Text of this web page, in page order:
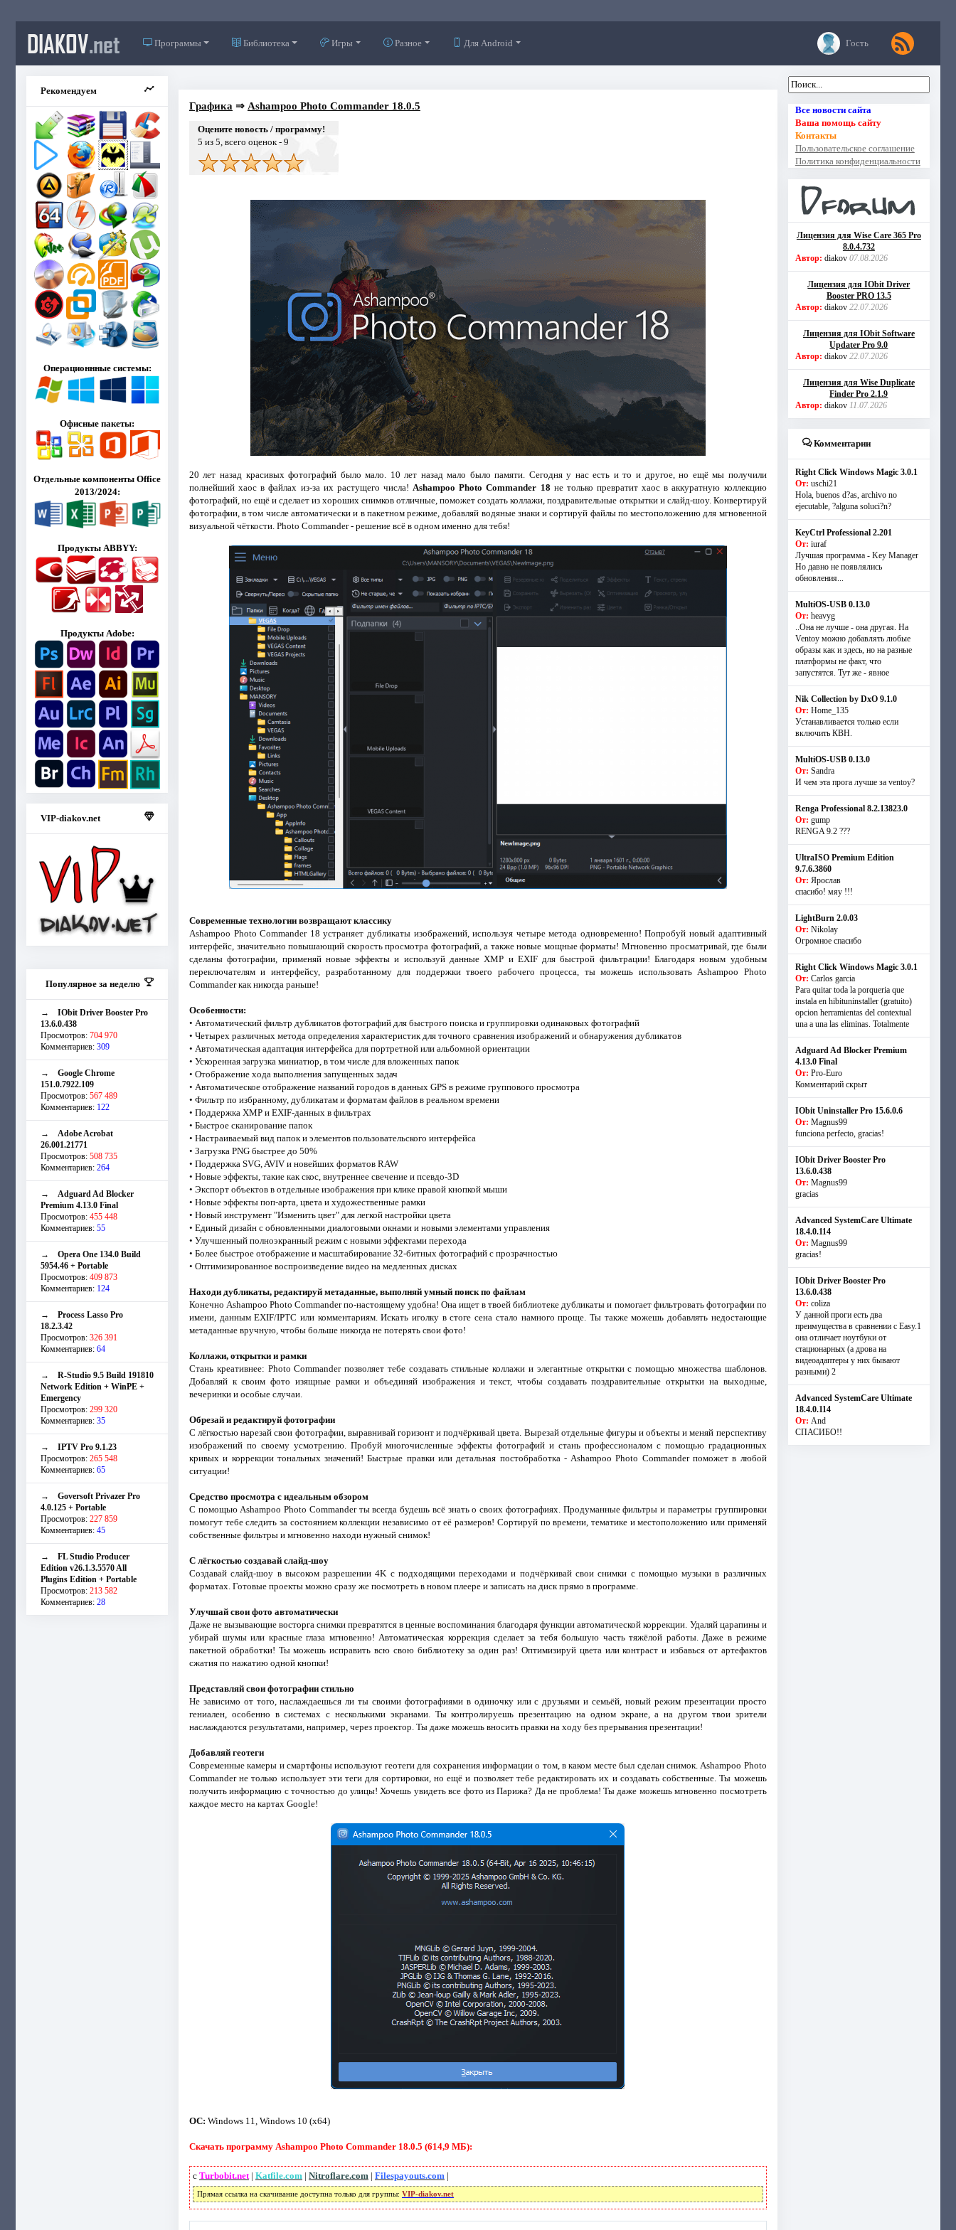
DIAKOV.net Программы Библиотека Игры Разное Для Android Гость
Рекомендуем
Операционнные системы:
Офисные пакеты:
Отдельные компоненты Office
2013/2024:
Продукты ABBYY:
Продукты Adobe:
VIP-diakov.net
Популярное за неделю
→ IObit Driver Booster Pro
13.6.0.438
Просмотров: 704 970
Комментариев: 309
→ Google Chrome
151.0.7922.109
Просмотров: 567 489
Комментариев: 122
→ Adobe Acrobat
26.001.21771
Просмотров: 508 735
Комментариев: 264
→ Adguard Ad Blocker
Premium 4.13.0 Final
Просмотров: 455 448
Комментариев: 55
→ Opera One 134.0 Build
5954.46 + Portable
Просмотров: 409 873
Комментариев: 124
→ Process Lasso Pro
18.2.3.42
Просмотров: 326 391
Комментариев: 64
→ R-Studio 9.5 Build 191810
Network Edition + WinPE +
Emergency
Просмотров: 299 320
Комментариев: 35
→ IPTV Pro 9.1.23
Просмотров: 265 548
Комментариев: 65
→ Goversoft Privazer Pro
4.0.125 + Portable
Просмотров: 227 859
Комментариев: 45
→ FL Studio Producer
Edition v26.1.3.5570 All
Plugins Edition + Portable
Просмотров: 213 582
Комментариев: 28
Графика ⇒ Ashampoo Photo Commander 18.0.5
Оцените новость / программу!
5 из 5, всего оценок - 9
20 лет назад красивых фотографий было мало. 10 лет назад мало было памяти. Сегодня у нас есть и то и другое, но ещё мы получили
полнейший хаос в файлах из-за их растущего числа! Ashampoo Photo Commander 18 не только превратит хаос в аккуратную коллекцию
фотографий, но ещё и сделает из хороших снимков отличные, поможет создать коллажи, поздравительные открытки и слайд-шоу. Конвертируй
фотографии, в том числе автоматически и в пакетном режиме, добавляй водяные знаки и сортируй файлы по местоположению для мгновенной
визуальной чёткости. Photo Commander - решение всё в одном именно для тебя!
Современные технологии возвращают классику
Ashampoo Photo Commander 18 устраняет дубликаты изображений, используя четыре метода одновременно! Попробуй новый адаптивный
интерфейс, значительно повышающий скорость просмотра фотографий, а также новые мощные форматы! Мгновенно просматривай, где были
сделаны фотографии, применяй новые эффекты и используй данные XMP и EXIF для быстрой фильтрации! Благодаря новым удобным
переключателям и интерфейсу, разработанному для поддержки твоего рабочего процесса, ты можешь использовать Ashampoo Photo
Commander как никогда раньше!
Особенности:
• Автоматический фильтр дубликатов фотографий для быстрого поиска и группировки одинаковых фотографий
• Четырех различных метода определения характеристик для точного сравнения изображений и обнаружения дубликатов
• Автоматическая адаптация интерфейса для портретной или альбомной ориентации
• Ускоренная загрузка миниатюр, в том числе для вложенных папок
• Отображение хода выполнения запущенных задач
• Автоматическое отображение названий городов в данных GPS в режиме группового просмотра
• Фильтр по избранному, дубликатам и форматам файлов в реальном времени
• Поддержка XMP и EXIF-данных в фильтрах
• Быстрое сканирование папок
• Настраиваемый вид папок и элементов пользовательского интерфейса
• Загрузка PNG быстрее до 50%
• Поддержка SVG, AVIV и новейших форматов RAW
• Новые эффекты, такие как скос, внутреннее свечение и псевдо-3D
• Экспорт объектов в отдельные изображения при клике правой кнопкой мыши
• Новые эффекты поп-арта, цвета и художественные рамки
• Новый инструмент "Изменить цвет" для легкой настройки цвета
• Единый дизайн с обновленными диалоговыми окнами и новыми элементами управления
• Улучшенный полноэкранный режим с новыми эффектами перехода
• Более быстрое отображение и масштабирование 32-битных фотографий с прозрачностью
• Оптимизированное воспроизведение видео на медленных дисках
Находи дубликаты, редактируй метаданные, выполняй умный поиск по файлам
Конечно Ashampoo Photo Commander по-настоящему удобна! Она ищет в твоей библиотеке дубликаты и помогает фильтровать фотографии по
имени, данным EXIF/IPTC или комментариям. Искать иголку в стоге сена стало намного проще. Ты также можешь добавлять недостающие
метаданные вручную, чтобы больше никогда не потерять свои фото!
Коллажи, открытки и рамки
Стань креативнее: Photo Commander позволяет тебе создавать стильные коллажи и элегантные открытки с помощью множества шаблонов.
Добавляй к своим фото изящные рамки и объединяй изображения и текст, чтобы создавать поздравительные открытки на выходные,
вечеринки и особые случаи.
Обрезай и редактируй фотографии
С лёгкостью нарезай свои фотографии, выравнивай горизонт и подчёркивай цвета. Вырезай отдельные фигуры и объекты и меняй перспективу
изображений по своему усмотрению. Пробуй многочисленные эффекты фотографий и стань профессионалом с помощью градационных
кривых и коррекции тональных значений! Быстрые правки или детальная постобработка - Ashampoo Photo Commander поможет в любой
ситуации!
Средство просмотра с идеальным обзором
С помощью Ashampoo Photo Commander ты всегда будешь всё знать о своих фотографиях. Продуманные фильтры и параметры группировки
помогут тебе следить за состоянием коллекции независимо от её размеров! Сортируй по времени, тематике и местоположению или применяй
собственные фильтры и мгновенно находи нужный снимок!
С лёгкостью создавай слайд-шоу
Создавай слайд-шоу в высоком разрешении 4K с подходящими переходами и подчёркивай свои снимки с помощью музыки в различных
форматах. Готовые проекты можно сразу же посмотреть в новом плеере и записать на диск прямо в программе.
Улучшай свои фото автоматически
Даже не вызывающие восторга снимки превратятся в ценные воспоминания благодаря функции автоматической коррекции. Удаляй царапины и
убирай шумы или красные глаза мгновенно! Автоматическая коррекция сделает за тебя большую часть тяжёлой работы. Даже в режиме
пакетной обработки! Ты можешь исправить всю свою библиотеку за один раз! Оптимизируй цвета или контраст и избавься от артефактов
сжатия по нажатию одной кнопки!
Представляй свои фотографии стильно
Не зависимо от того, наслаждаешься ли ты своими фотографиями в одиночку или с друзьями и семьёй, новый режим презентации просто
гениален, особенно в системах с несколькими экранами. Ты контролируешь презентацию на одном экране, а на другом твои зрители
наслаждаются результатами, например, через проектор. Ты даже можешь вносить правки на ходу без прерывания презентации!
Добавляй геотеги
Современные камеры и смартфоны используют геотеги для сохранения информации о том, в каком месте был сделан снимок. Ashampoo Photo
Commander не только использует эти теги для сортировки, но ещё и позволяет тебе редактировать их и создавать собственные. Ты можешь
получить информацию с точностью до улицы! Хочешь увидеть все фото из Парижа? Да не проблема! Ты даже можешь мгновенно посмотреть
каждое место на картах Google!
ОС: Windows 11, Windows 10 (x64)
Скачать программу Ashampoo Photo Commander 18.0.5 (614,9 МБ):
с Turbobit.net| Katfile.com | Nitroflare.com | Filespayouts.com |
Прямая ссылка на скачивание доступна только для группы: VIP-diakov.net
Все новости сайта
Ваша помощь сайту
Контакты
Пользовательское соглашение
Политика конфиденциальности
Лицензия для Wise Care 365 Pro
8.0.4.732
Автор: diakov 07.08.2026
Лицензия для IObit Driver
Booster PRO 13.5
Автор: diakov 22.07.2026
Лицензия для IObit Software
Updater Pro 9.0
Автор: diakov 22.07.2026
Лицензия для Wise Duplicate
Finder Pro 2.1.9
Автор: diakov 11.07.2026
Комментарии
Right Click Windows Magic 3.0.1
От: uschi21
Hola, buenos d?as, archivo no
ejecutable, ?alguna soluci?n?
KeyCtrl Professional 2.201
От: iuraf
Лучшая программа - Key Manager
Но давно не появлялись
обновления...
MultiOS-USB 0.13.0
От: heavyg
..Она не лучше - она другая. На
Ventoy можно добавлять любые
образы как и здесь, но на разные
платформы не факт, что
запустятся. Тут же - явное
Nik Collection by DxO 9.1.0
От: Home_135
Устанавливается только если
включить КВН.
MultiOS-USB 0.13.0
От: Sandra
И чем эта прога лучше за ventoy?
Renga Professional 8.2.13823.0
От: gump
RENGA 9.2 ???
UltraISO Premium Edition
9.7.6.3860
От: Ярослав
спасибо! мяу !!!
LightBurn 2.0.03
От: Nikolay
Огромное спасибо
Right Click Windows Magic 3.0.1
От: Carlos garcia
Para quitar toda la porqueria que
instala en hibituninstaller (gratuito)
opcion herramientas del contextual
una a una las eliminas. Totalmente
Adguard Ad Blocker Premium
4.13.0 Final
От: Pro-Euro
Комментарий скрыт
IObit Uninstaller Pro 15.6.0.6
От: Magnus99
funciona perfecto, gracias!
IObit Driver Booster Pro
13.6.0.438
От: Magnus99
gracias
Advanced SystemCare Ultimate
18.4.0.114
От: Magnus99
gracias!
IObit Driver Booster Pro
13.6.0.438
От: coliza
У данной проги есть два
преимущества в сравнении с Easy.1
она отличает ноутбуки от
стационарных (а дрова на
видеоадаптеры у них бывают
разными) 2
Advanced SystemCare Ultimate
18.4.0.114
От: And
СПАСИБО!!